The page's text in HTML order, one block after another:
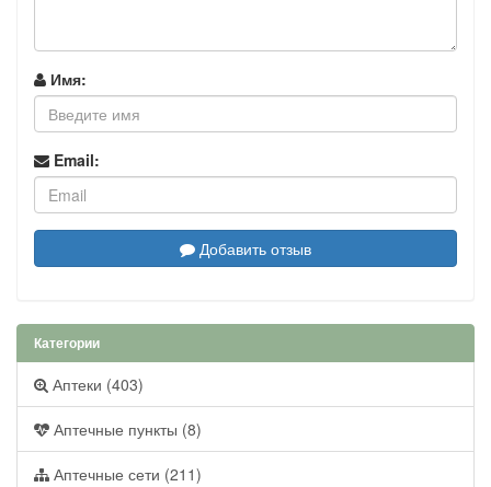
Имя:
Email:
Добавить отзыв
Категории
Аптеки (403)
Аптечные пункты (8)
Аптечные сети (211)